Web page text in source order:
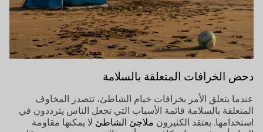
دحض الخرافات المتعلقة بالسلامة
عندما يتعلق الأمر بخرافات خيام الشاطئ، تتصدر المخاوف
المتعلقة بالسلامة قائمة الأسباب التي تجعل الناس يترددون في
استخدامها. يعتقد الكثيرون ملاجئ الشاطئ لا يمكنها مقاومة